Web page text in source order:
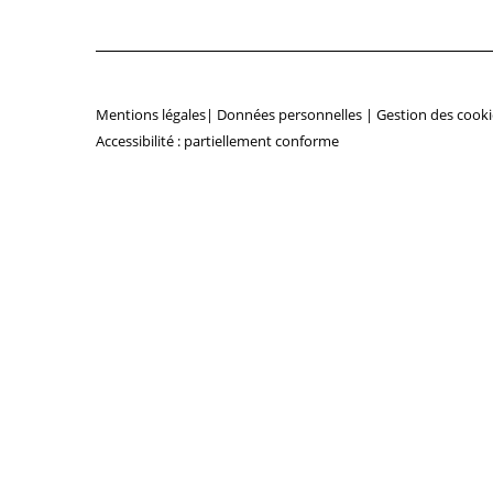
Mentions légales| Données personnelles | Gestion des
Accessibilité : partiellement conforme